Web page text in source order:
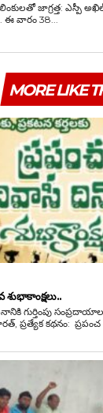
జాగ్రత్త: ఎస్పీ అఖిల్
ఈ వారం 38...
MORE LIKE
హక్కుల పరిరక్షణకు
ప్రత్యేక దినోత్సవం